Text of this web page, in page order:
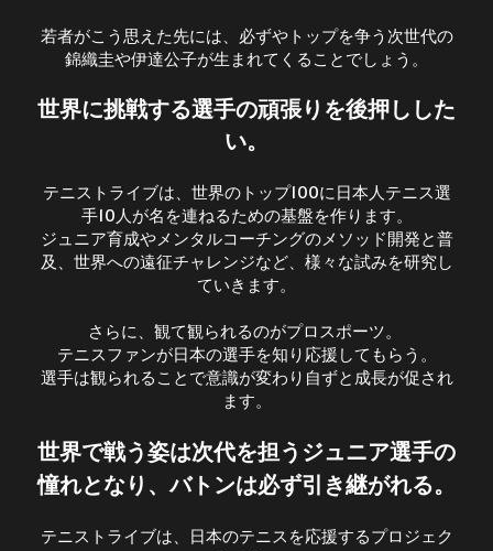
若者がこう思えた先には、必ずやトップを争う次世代の
錦織圭や伊達公子が生まれてくることでしょう。
世界に挑戦する選手の頑張りを後押しした
い。
テニストライブは、世界のトップ100に日本人テニス選
手10人が名を連ねるための基盤を作ります。
ジュニア育成やメンタルコーチングのメソッド開発と普
及、世界への遠征チャレンジなど、様々な試みを研究し
ていきます。
さらに、観て観られるのがプロスポーツ。
テニスファンが日本の選手を知り応援してもらう。
選手は観られることで意識が変わり自ずと成長が促され
ます。
世界で戦う姿は次代を担うジュニア選手の
憧れとなり、バトンは必ず引き継がれる。
テニストライブは、日本のテニスを応援するプロジェク